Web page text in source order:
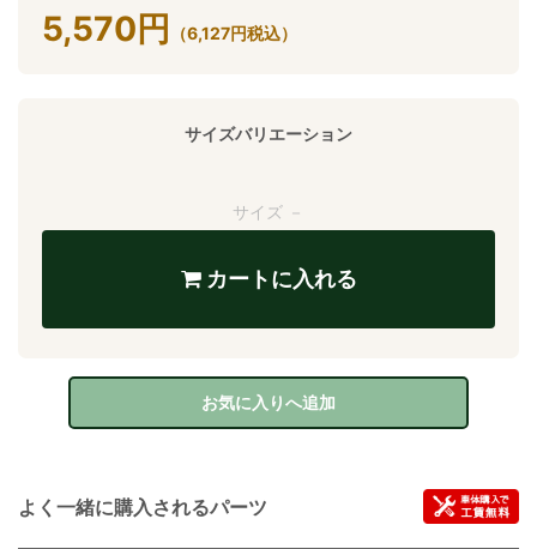
5,570 円 （6,127円税込）
サイズバリエーション
サイズ －
カートに入れる
お気に入りへ追加
よく一緒に購入されるパーツ